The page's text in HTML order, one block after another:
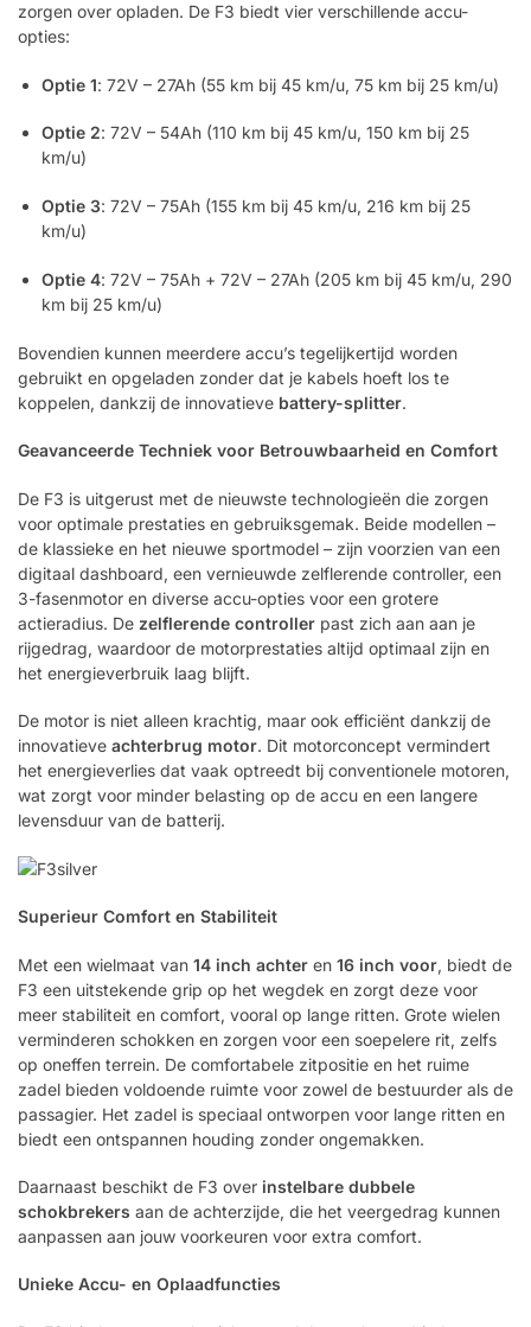
zorgen over opladen. De F3 biedt vier verschillende accu-
opties:
Optie 1: 72V – 27Ah (55 km bij 45 km/u, 75 km bij 25 km/u)
Optie 2: 72V – 54Ah (110 km bij 45 km/u, 150 km bij 25
km/u)
Optie 3: 72V – 75Ah (155 km bij 45 km/u, 216 km bij 25
km/u)
Optie 4: 72V – 75Ah + 72V – 27Ah (205 km bij 45 km/u, 290
km bij 25 km/u)
Bovendien kunnen meerdere accu’s tegelijkertijd worden
gebruikt en opgeladen zonder dat je kabels hoeft los te
koppelen, dankzij de innovatieve battery-splitter.
Geavanceerde Techniek voor Betrouwbaarheid en Comfort
De F3 is uitgerust met de nieuwste technologieën die zorgen
voor optimale prestaties en gebruiksgemak. Beide modellen –
de klassieke en het nieuwe sportmodel – zijn voorzien van een
digitaal dashboard, een vernieuwde zelflerende controller, een
3-fasenmotor en diverse accu-opties voor een grotere
actieradius. De zelflerende controller past zich aan aan je
rijgedrag, waardoor de motorprestaties altijd optimaal zijn en
het energieverbruik laag blijft.
De motor is niet alleen krachtig, maar ook efficiënt dankzij de
innovatieve achterbrug motor. Dit motorconcept vermindert
het energieverlies dat vaak optreedt bij conventionele motoren,
wat zorgt voor minder belasting op de accu en een langere
levensduur van de batterij.
Superieur Comfort en Stabiliteit
Met een wielmaat van 14 inch achter en 16 inch voor, biedt de
F3 een uitstekende grip op het wegdek en zorgt deze voor
meer stabiliteit en comfort, vooral op lange ritten. Grote wielen
verminderen schokken en zorgen voor een soepelere rit, zelfs
op oneffen terrein. De comfortabele zitpositie en het ruime
zadel bieden voldoende ruimte voor zowel de bestuurder als de
passagier. Het zadel is speciaal ontworpen voor lange ritten en
biedt een ontspannen houding zonder ongemakken.
Daarnaast beschikt de F3 over instelbare dubbele
schokbrekers aan de achterzijde, die het veergedrag kunnen
aanpassen aan jouw voorkeuren voor extra comfort.
Unieke Accu- en Oplaadfuncties